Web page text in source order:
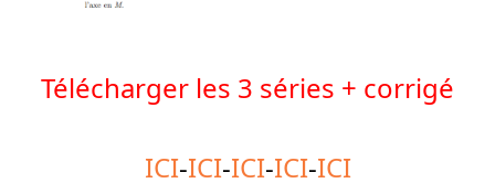
Télécharger les 3 séries + corrigé
ICI-ICI-ICI-ICI-ICI